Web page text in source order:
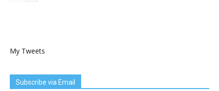
My Tweets
Subscribe via Email